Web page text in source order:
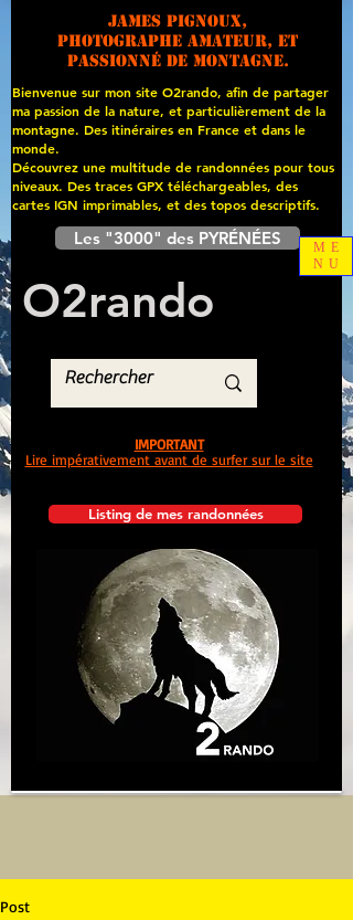
James PIGNOUX,
photographe amateur, et
passionné de montagne.
Bienvenue sur mon site O2rando, afin de partager
ma passion de la nature, et particulièrement de la
montagne. Des itinéraires en France et dans le
monde.
Découvrez une multitude de randonnées pour tous
niveaux. Des traces GPX téléchargeables, des
cartes IGN imprimables, et des topos descriptifs.
Les "3000" des PYRÉNÉES
O2rando
Listing de mes randonnées
IMPORTANT
Lire impérativement avant de surfer sur le site
ME
NU
Post